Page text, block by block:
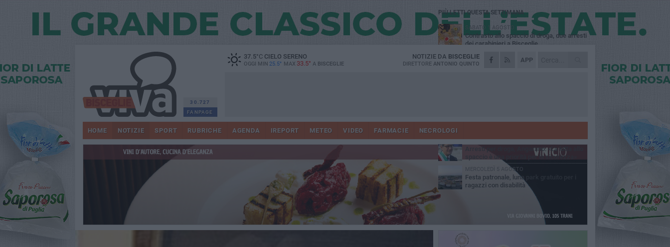
30.727
FANPAGE
37.5°CCIELO SERENO
OGGI MIN 25.5° MAX 33.5° A BISCEGLIE
APP
NOTIZIE DA BISCEGLIE
DIRETTORE ANTONIO QUINTO
HOME NOTIZIE SPORT RUBRICHE AGENDA IREPORT METEO VIDEO FARMACIE NECROLOGI
PIÙ LETTI QUESTA SETTIMANA
SABATO 1 AGOSTO
Contrasto allo spaccio di droga, due arresti
dei carabinieri a Bisceglie
MARTEDÌ 4 AGOSTO
Emergenza caldo, il Comune di Bisceglie
Due auto incendiate nella notte in via Dieta
SABATO 1 AGOSTO
Arresti per droga, Angarano: «La lotta allo
spaccio è una priorità per la sicurezza»
MERCOLEDÌ 5 AGOSTO
Festa patronale, luna park gratuito per i
ragazzi con disabilità